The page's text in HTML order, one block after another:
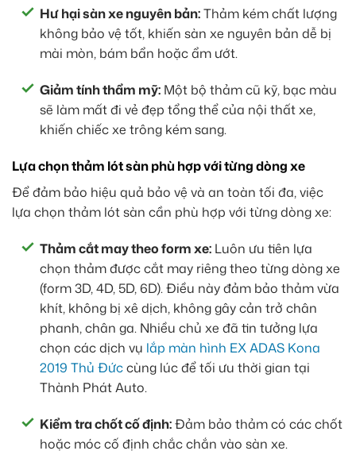
Hư hại sàn xe nguyên bản:Thảm kém chất lượng
không bảo vệ tốt, khiến sàn xe nguyên bản dễ bị
mài mòn, bám bẩn hoặc ẩm ướt.
Giảm tính thẩm mỹ: Một bộ thảm cũ kỹ, bạc màu
sẽ làm mất đi vẻ đẹp tổng thể của nội thất xe,
khiến chiếc xe trông kém sang.
Lựa chọn thảm lót sàn phù hợp với từng dòng xe
Để đảm bảo hiệu quả bảo vệ và an toàn tối đa, việc
lựa chọn thảm lót sàn cần phù hợp với từng dòng xe:
Thảm cắt may theo form xe: Luôn ưu tiên lựa
chọn thảm được cắt may riêng theo từng dòng xe
(form 3D, 4D, 5D, 6D). Điều này đảm bảo thảm vừa
khít, không bị xê dịch, không gây cản trở chân
phanh, chân ga. Nhiều chủ xe đã tin tưởng lựa
chọn các dịch vụ lắp màn hình EX ADAS Kona
2019 Thủ Đứccùng lúc để tối ưu thời gian tại
Thành Phát Auto.
Kiểm tra chốt cố định:Đảm bảo thảm có các chốt
hoặc móc cố định chắc chắn vào sàn xe.